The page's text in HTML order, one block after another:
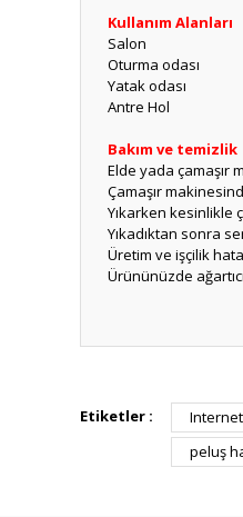
Kullanım Alanları
Salon
Oturma odası
Yatak odası
Antre Hol
Bakım ve temizlik
Elde yada çamaşır
Çamaşır
Yıkarken kesinlikle
Yıkadıktan sonra
Üretim ve işçilik
Ürününüzde
Görüş ve
Ürün resmi
Etiketler : Internet
peluş